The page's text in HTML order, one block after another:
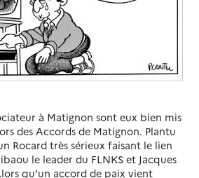
à Matignon sont eux bien mis
des Accords de Matignon. Plantu
Rocard très sérieux faisant le lien
le leader du FLNKS et Jacques
qu’un accord de paix vient